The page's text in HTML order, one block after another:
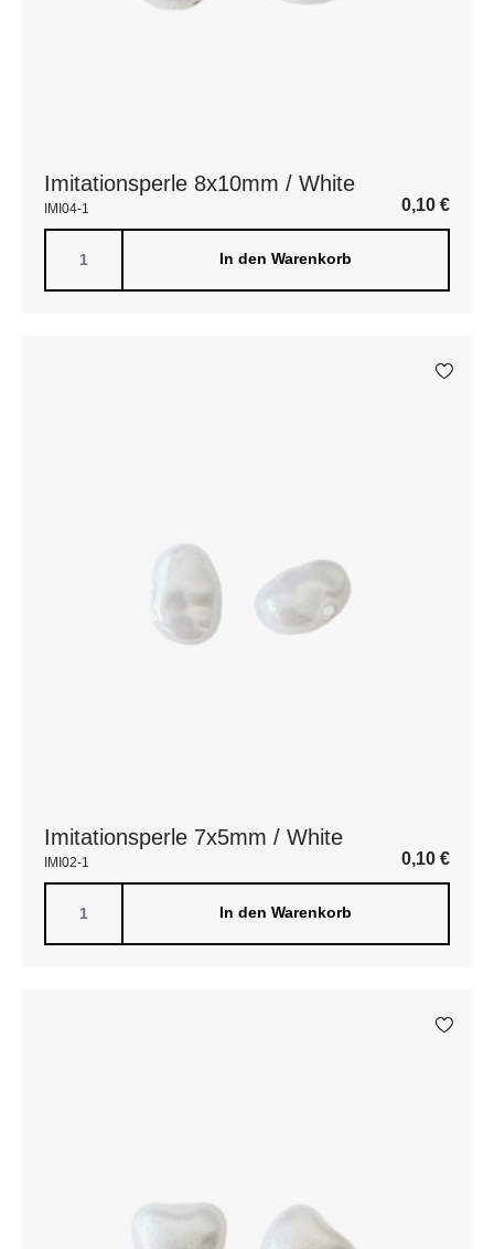
Imitationsperle 8x10mm / White
IMI04-1 0,10 €
In den Warenkorb
Imitationsperle 7x5mm / White
IMI02-1 0,10 €
In den Warenkorb